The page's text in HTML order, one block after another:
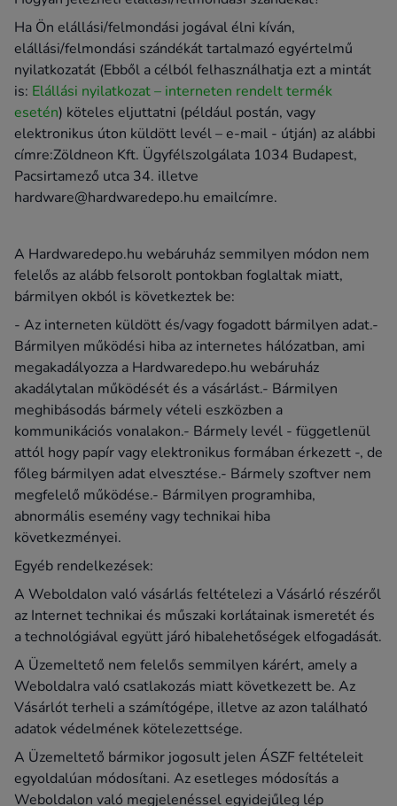
Ha Ön elállási/felmondási jogával élni kíván,
elállási/felmondási szándékát tartalmazó egyértelmű
nyilatkozatát (Ebből a célból felhasználhatja ezt a mintát
is: Elállási nyilatkozat – interneten rendelt termék
esetén) köteles eljuttatni (például postán, vagy
elektronikus úton küldött levél – e-mail - útján) az alábbi
címre:Zöldneon Kft. Ügyfélszolgálata 1034 Budapest,
Pacsirtamező utca 34. illetve
hardware@hardwaredepo.hu emailcímre.
A Hardwaredepo.hu webáruház semmilyen módon nem
felelős az alább felsorolt pontokban foglaltak miatt,
bármilyen okból is következtek be:
- Az interneten küldött és/vagy fogadott bármilyen adat.-
Bármilyen működési hiba az internetes hálózatban, ami
megakadályozza a Hardwaredepo.hu webáruház
akadálytalan működését és a vásárlást.- Bármilyen
meghibásodás bármely vételi eszközben a
kommunikációs vonalakon.- Bármely levél - függetlenül
attól hogy papír vagy elektronikus formában érkezett -, de
főleg bármilyen adat elvesztése.- Bármely szoftver nem
megfelelő működése.- Bármilyen programhiba,
abnormális esemény vagy technikai hiba
következményei.
Egyéb rendelkezések:
A Weboldalon való vásárlás feltételezi a Vásárló részéről
az Internet technikai és műszaki korlátainak ismeretét és
a technológiával együtt járó hibalehetőségek elfogadását.
A Üzemeltető nem felelős semmilyen kárért, amely a
Weboldalra való csatlakozás miatt következett be. Az
Vásárlót terheli a számítógépe, illetve az azon található
adatok védelmének kötelezettsége.
A Üzemeltető bármikor jogosult jelen ÁSZF feltételeit
egyoldalúan módosítani. Az esetleges módosítás a
Weboldalon való megjelenéssel egyidejűleg lép